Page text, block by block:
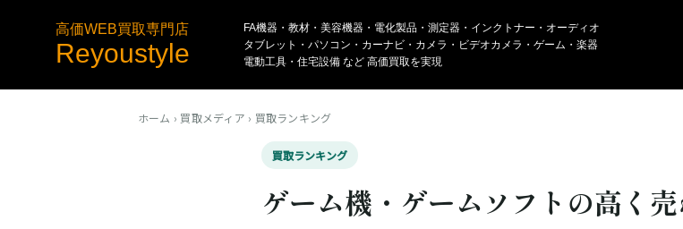
高価WEB買取専門店
Reyoustyle
FA機器・教材・美容機器・電化製品・測定器・インクトナー・オーディオ
タブレット・パソコン・カーナビ・カメラ・ビデオカメラ・ゲーム・楽器
電動工具・住宅設備 など 高価買取を実現
ホーム › 買取メディア › 買取ランキング
買取ランキング
ゲーム機・ゲームソフトの高く